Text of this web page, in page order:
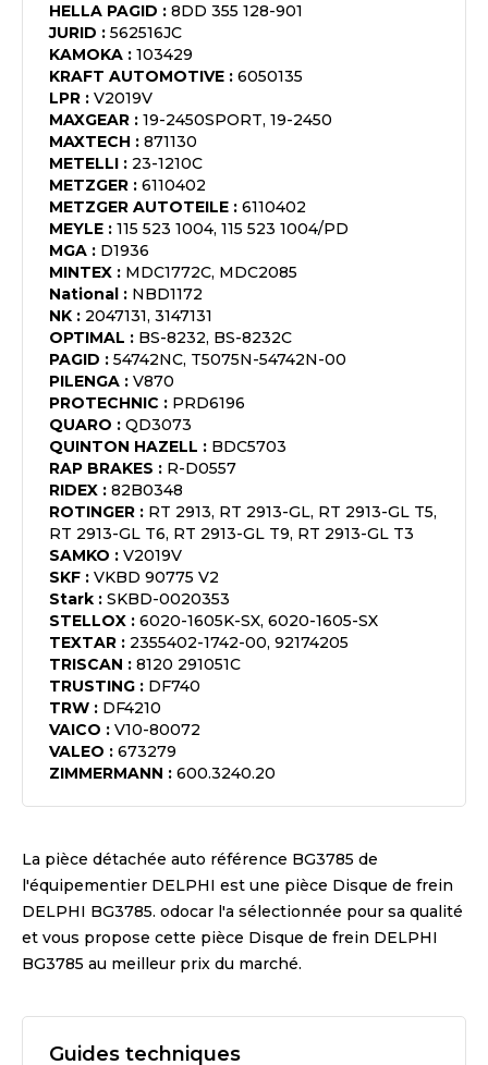
HELLA PAGID : 8DD 355 128-901
JURID : 562516JC
KAMOKA : 103429
KRAFT AUTOMOTIVE : 6050135
LPR : V2019V
MAXGEAR : 19-2450SPORT, 19-2450
MAXTECH : 871130
METELLI : 23-1210C
METZGER : 6110402
METZGER AUTOTEILE : 6110402
MEYLE : 115 523 1004, 115 523 1004/PD
MGA : D1936
MINTEX : MDC1772C, MDC2085
National : NBD1172
NK : 2047131, 3147131
OPTIMAL : BS-8232, BS-8232C
PAGID : 54742NC, T5075N-54742N-00
PILENGA : V870
PROTECHNIC : PRD6196
QUARO : QD3073
QUINTON HAZELL : BDC5703
RAP BRAKES : R-D0557
RIDEX : 82B0348
ROTINGER : RT 2913, RT 2913-GL, RT 2913-GL T5,
RT 2913-GL T6, RT 2913-GL T9, RT 2913-GL T3
SAMKO : V2019V
SKF : VKBD 90775 V2
Stark : SKBD-0020353
STELLOX : 6020-1605K-SX, 6020-1605-SX
TEXTAR : 2355402-1742-00, 92174205
TRISCAN : 8120 291051C
TRUSTING : DF740
TRW : DF4210
VAICO : V10-80072
VALEO : 673279
ZIMMERMANN : 600.3240.20
La pièce détachée auto référence BG3785 de
l'équipementier DELPHI est une pièce Disque de frein
DELPHI BG3785. odocar l'a sélectionnée pour sa qualité
et vous propose cette pièce Disque de frein DELPHI
BG3785 au meilleur prix du marché.
Guides techniques